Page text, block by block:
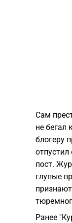
Сам
не бегал
блогеру
пост.
глупые
Ранее